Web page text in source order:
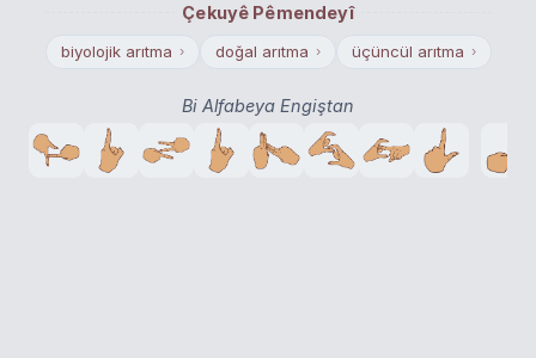
Çekuyê Pêmendeyî
biyolojik arıtma › doğal arıtma › üçüncül arıtma ›
Bi Alfabeya Engiştan